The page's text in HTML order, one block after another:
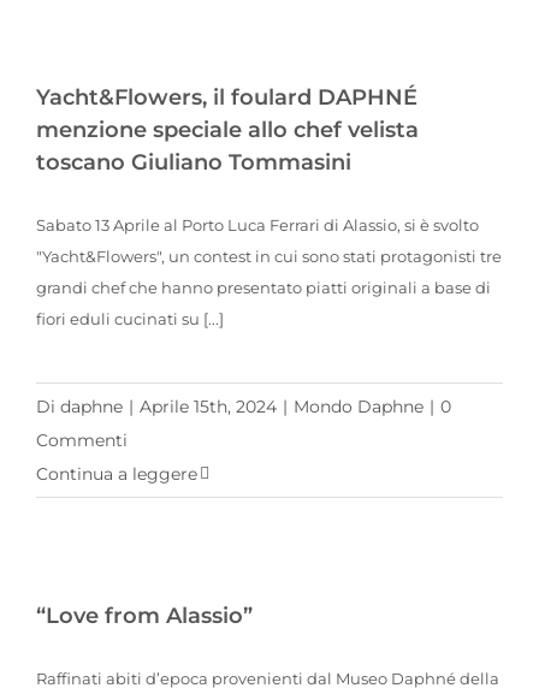
Yacht&Flowers, il foulard DAPHNÉ
menzione speciale allo chef velista
toscano Giuliano Tommasini
Sabato 13 Aprile al Porto Luca Ferrari di Alassio, si è svolto
"Yacht&Flowers", un contest in cui sono stati protagonisti tre
grandi chef che hanno presentato piatti originali a base di
fiori eduli cucinati su [...]
Di daphne | Aprile 15th, 2024 | Mondo Daphne | 0
Commenti
Continua a leggere
“Love from Alassio”
Raffinati abiti d’epoca provenienti dal Museo Daphné della